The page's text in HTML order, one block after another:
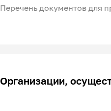
Перечень документов для
Организации,